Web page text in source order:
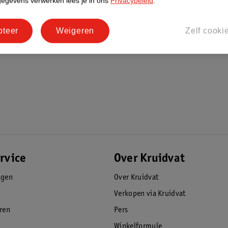
intrekken en was daarna grondig uit.
nodig om dit te herstellen. De
van keratine en zorgt hiermee voor
Over Kruidvat
Over Kruidvat
Verkopen via Kruidvat
Pers
Zelf
Weigeren